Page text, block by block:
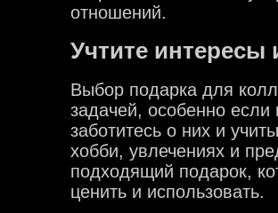
отношений.
Учтите интересы
Выбор подарка для
задачей, особенно если
заботитесь о них и
хобби, увлечениях и
подходящий подарок,
ценить и использовать.